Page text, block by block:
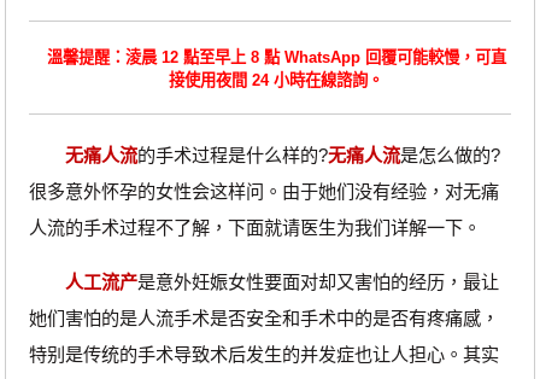
溫馨提醒：淩晨 12 點至早上 8 點 WhatsApp 回覆可能較慢，可直
接使用夜間 24 小時在線諮詢。
无痛人流的手术过程是什么样的?无痛人流是怎么做的?
很多意外怀孕的女性会这样问。由于她们没有经验，对无痛
人流的手术过程不了解，下面就请医生为我们详解一下。
人工流产是意外妊娠女性要面对却又害怕的经历，最让
她们害怕的是人流手术是否安全和手术中的是否有疼痛感，
特别是传统的手术导致术后发生的并发症也让人担心。其实